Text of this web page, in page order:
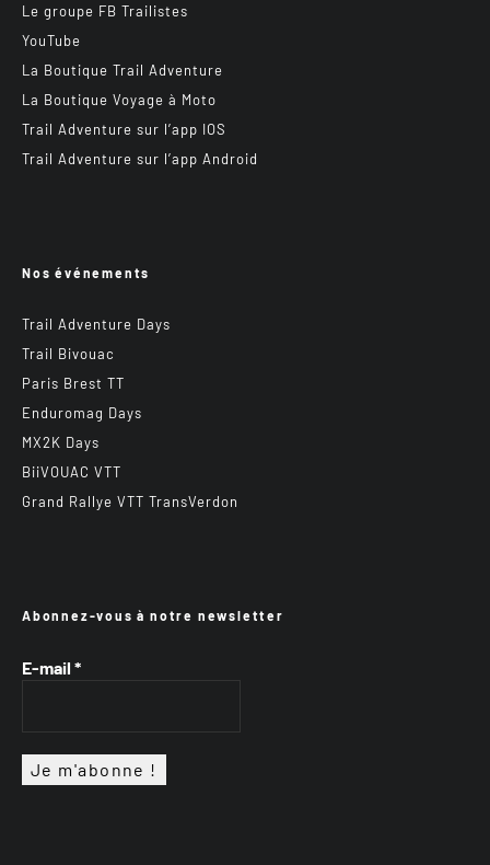
Le groupe FB Trailistes
YouTube
La Boutique Trail Adventure
La Boutique Voyage à Moto
Trail Adventure sur l’app IOS
Trail Adventure sur l’app Android
Nos événements
Trail Adventure Days
Trail Bivouac
Paris Brest TT
Enduromag Days
MX2K Days
BiiVOUAC VTT
Grand Rallye VTT TransVerdon
Abonnez-vous à notre newsletter
E-mail *